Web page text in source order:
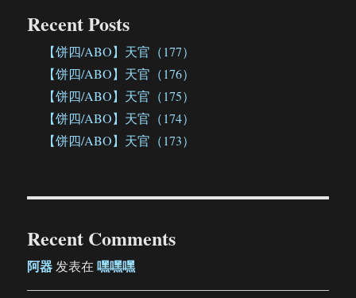
Recent Posts
【饼四/ABO】天官（177）
【饼四/ABO】天官（176）
【饼四/ABO】天官（175）
【饼四/ABO】天官（174）
【饼四/ABO】天官（173）
Recent Comments
阿器发表在嘿嘿嘿